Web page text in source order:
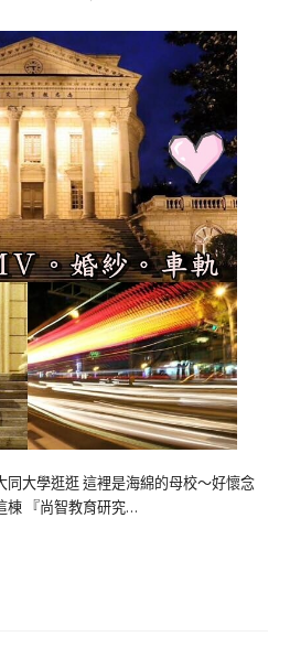
同大學逛逛 這裡是海綿的母校～好懷念
棟 『尚智教育研究…